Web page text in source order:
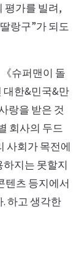
평가를 빌려,
랑구”가 되도
슈퍼맨이 돌
대한&민국&만
랑을 받은 것
회사의 두드
사회가 목전에
지는 못할지
텐츠 등지에서
하고 생각한